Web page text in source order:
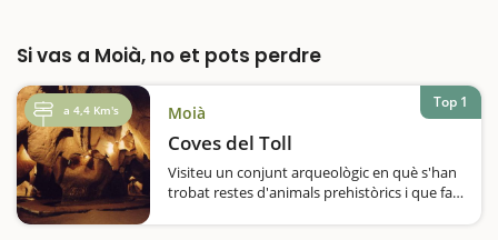
Si vas a Moià, no et pots perdre
a 4,4 Km's Moià
Coves del Toll
Visiteu un conjunt arqueològic en què s'han
trobat restes d'animals prehistòrics i que fa
Top 1